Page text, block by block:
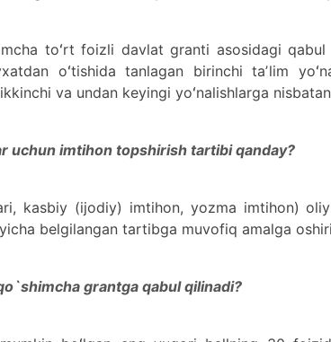
toʻrt foizli davlat granti asosidagi qabul
oʻtishida tanlagan birinchi taʼlim
va undan keyingi yoʻnalishlarga
uchun imtihon topshirish tartibi qanday?
kasbiy (ijodiy) imtihon, yozma imtihon) oliy
belgilangan tartibga muvofiq amalga
grantga qabul qilinadi?